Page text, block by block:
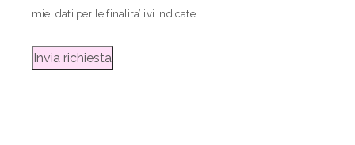
miei dati per le finalita’ ivi indicate.